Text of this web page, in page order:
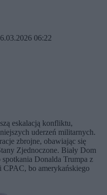
06:22
eskalacją konfliktu,
uderzeń militarnych.
zbrojne, obawiając się
Zjednoczone. Biały Dom
Donalda Trumpa z
bo amerykańskiego